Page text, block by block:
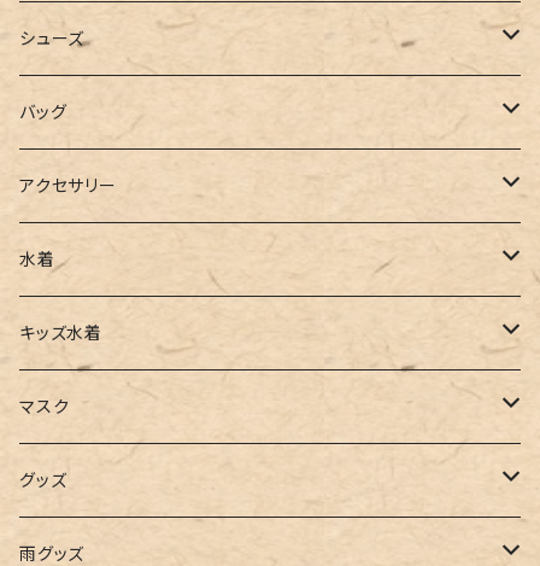
カーディガン
ポロシャツ
ベスト
チュニック
タンクトップ
キャミソール
インナー
ビスチェ
ジャージ
スラックス
ワイドパンツ
カーゴパンツ
サロペット
ガウチョ
レギンス
その他
ニットワンピース
キャミワンピース
サロペット
オールインワン
シューズ
ブーツ
パンプス
サンダル
スニーカー
フラットシューズ
レインシューズ
レースアップ
バッグ
トートバッグ
ショルダー
バックパック
カゴバッグ
エコバッグ
リュック
アクセサリー
その他
水着
ワンピース
ビキニ
ワンショルダー
オフショルダー
キッズ水着
女の子
男の子
ユニセックス
マスク
アクセサリー
マスクケース
グッズ
帽子
雨グッズ